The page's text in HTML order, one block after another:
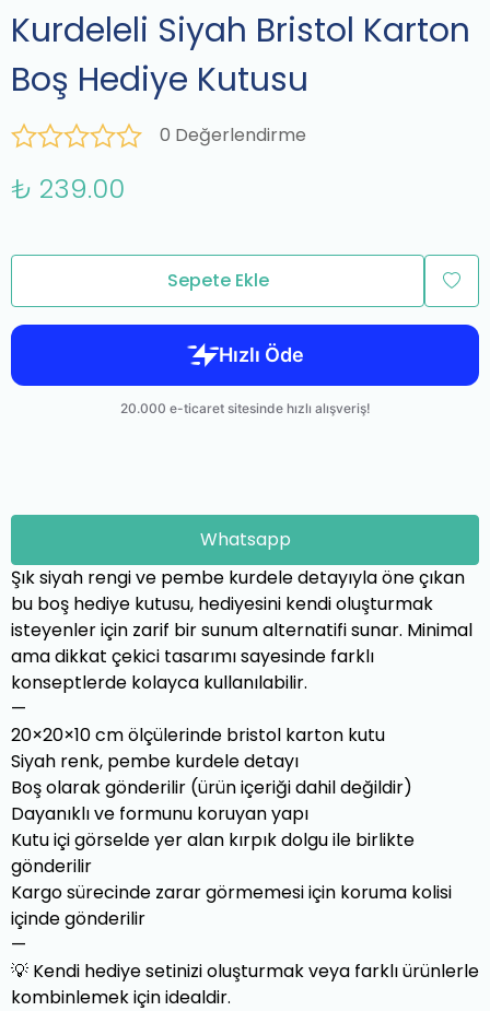
Kurdeleli Siyah Bristol Karton
Boş Hediye Kutusu
0 Değerlendirme
₺ 239.00
Sepete Ekle
Whatsapp
Şık siyah rengi ve pembe kurdele detayıyla öne çıkan
bu boş hediye kutusu, hediyesini kendi oluşturmak
isteyenler için zarif bir sunum alternatifi sunar. Minimal
ama dikkat çekici tasarımı sayesinde farklı
konseptlerde kolayca kullanılabilir.
—
20×20×10 cm ölçülerinde bristol karton kutu
Siyah renk, pembe kurdele detayı
Boş olarak gönderilir (ürün içeriği dahil değildir)
Dayanıklı ve formunu koruyan yapı
Kutu içi görselde yer alan kırpık dolgu ile birlikte
gönderilir
Kargo sürecinde zarar görmemesi için koruma kolisi
içinde gönderilir
—
💡 Kendi hediye setinizi oluşturmak veya farklı ürünlerle
kombinlemek için idealdir.